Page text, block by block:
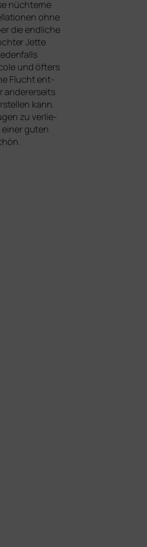
nüch­ter­ne
ohne
die end­li­che
Jette
und öfters
Flucht ent­
ande­rer­seits
kann.
zu ver­lie­
guten